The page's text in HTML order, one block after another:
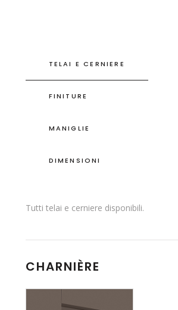
TELAI E CERNIERE
FINITURE
MANIGLIE
DIMENSIONI
Tutti telai e cerniere disponibili.
CHARNIÈRE